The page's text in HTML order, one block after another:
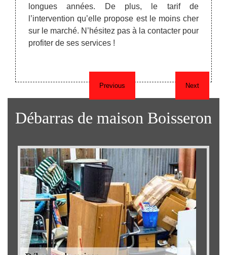
Previous
la
des
celui
longues années. De plus, le tarif de
l’intervention qu’elle propose est le moins cher
sur le marché. N’hésitez pas à la contacter pour
profiter de ses services !
Next
Débarras de maison Boisseron